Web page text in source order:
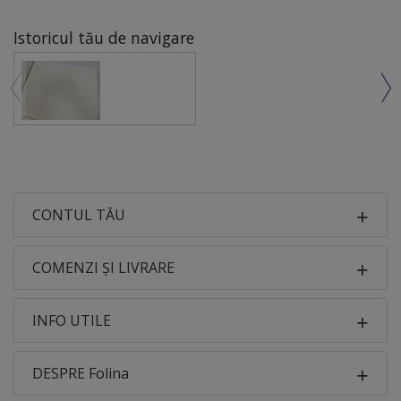
Istoricul tău de navigare
CONTUL TĂU
COMENZI ȘI LIVRARE
INFO UTILE
DESPRE Folina